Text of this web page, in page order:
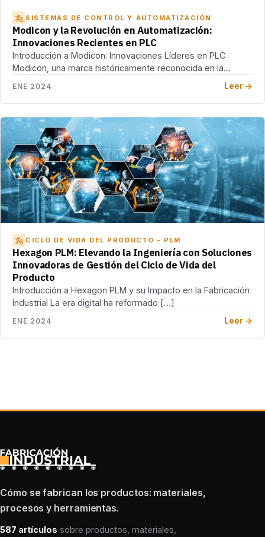
SISTEMAS DE CONTROL Y AUTOMATIZACIÓN
Modicon y la Revolución en Automatización:
Innovaciones Recientes en PLC
Introducción a Modicon: Innovaciones Líderes en PLC
Modicon, una marca históricamente reconocida en la
ENE 2024 Leer →
CICLO DE VIDA DEL PRODUCTO - PLM
Hexagon PLM: Elevando la Ingeniería con Soluciones
Innovadoras de Gestión del Ciclo de Vida del
Producto
Introducción a Hexagon PLM y su Impacto en la Fabricación
Industrial La era digital ha reformado […]
ENE 2024 Leer →
Cómo se fabrican los productos: materiales,
procesos y herramientas.
587 artículos sobre productos, materiales,